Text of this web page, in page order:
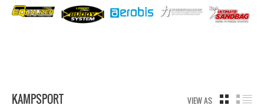
KAMPSPORT VIEW AS GRID